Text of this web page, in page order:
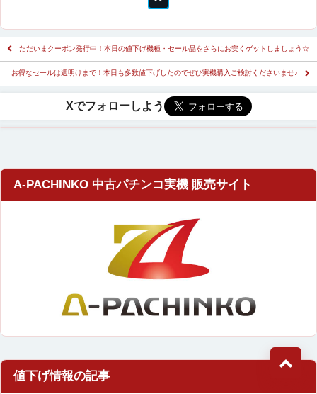
ただいまクーポン発行中！本日の値下げ機種・セール品をさらにお安くゲットしましょう☆
お得なセールは週明けまで！本日も多数値下げしたのでぜひ実機購入ご検討くださいませ♪
A-PACHINKO 中古パチンコ実機 販売サイト